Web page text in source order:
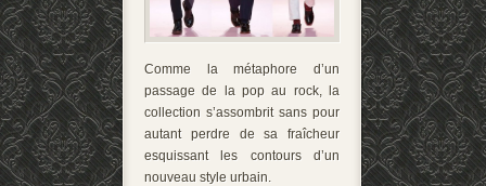
Comme la métaphore d’un
passage de la pop au rock, la
collection s’assombrit sans pour
autant perdre de sa fraîcheur
esquissant les contours d’un
nouveau style urbain.